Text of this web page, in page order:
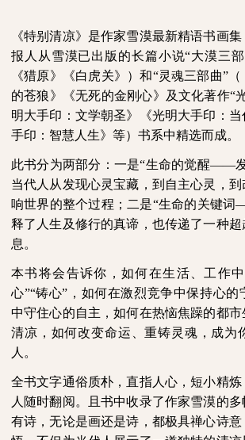
《特别清凉》是作家雪漠最新精语书画
报人从雪漠已出版的长篇小说“大漠三部
《猎原》《白虎关》）和“灵魂三部曲”
的苍狼》《无死的金刚心》及文化著作“
明大手印：文学朝圣》《光明大手印：
手印：智慧人生》等）书系中精选而成。
此书分为两部分：一是“生命的觉醒——
当代人从发现心灵宝藏，到自主心灵，
响世界的整个过程；二是“生命的关键
释了人生及修行的真谛，也传递了一种
息。
本书将会告诉你，如何在生活、工作中
心”“铸心”，如何在激烈竞争中保持心的
中守住心的自主，如何在热恼焦躁的都
清凉，如何改变命运、重铸灵魂，成为
人。
全书文字通俗质朴，直指人心，短小精
人随时翻阅。且书中收录了作家雪漠的
有诗，无论是画还是诗，都极具禅心诗